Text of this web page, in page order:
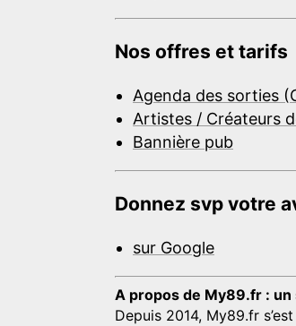
Nos offres et tarifs
Agenda des sorties
Artistes / Créateurs
Bannière pub
Donnez svp votre
sur Google
A propos de My89.fr :
Depuis 2014, My89.fr